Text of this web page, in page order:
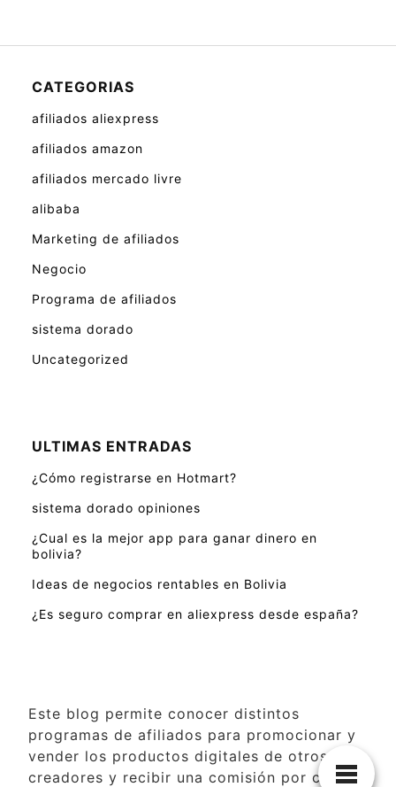
CATEGORIAS
afiliados aliexpress
afiliados amazon
afiliados mercado livre
alibaba
Marketing de afiliados
Negocio
Programa de afiliados
sistema dorado
Uncategorized
ULTIMAS ENTRADAS
¿Cómo registrarse en Hotmart?
sistema dorado opiniones
¿Cual es la mejor app para ganar dinero en
bolivia?
Ideas de negocios rentables en Bolivia
¿Es seguro comprar en aliexpress desde españa?
Este blog permite conocer distintos
programas de afiliados para promocionar y
vender los productos digitales de otros
creadores y recibir una comisión por cada